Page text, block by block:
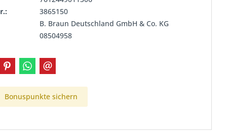
3865150
B. Braun Deutschland GmbH & Co. KG
08504958
Bonuspunkte sichern